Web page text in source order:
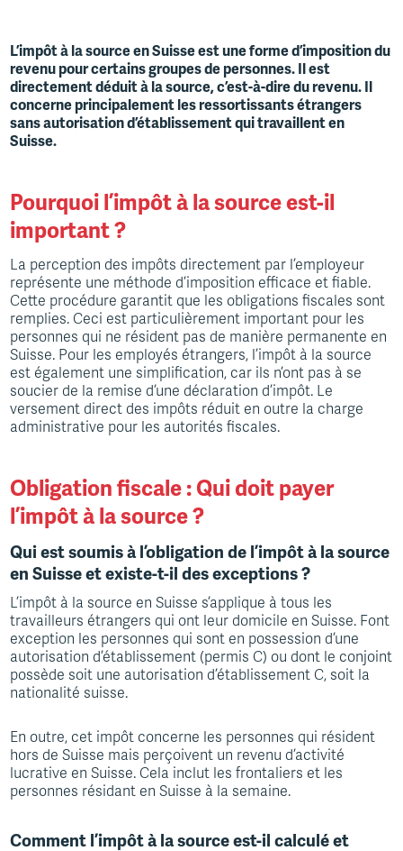
BRING A FRIEND
A PROPOS
L’impôt à la source en Suisse est une forme d’imposition du
revenu pour certains groupes de personnes. Il est
directement déduit à la source, c’est-à-dire du revenu. Il
concerne principalement les ressortissants étrangers
sans autorisation d’établissement qui travaillent en
Suisse.
Pourquoi l’impôt à la source est-il
important ?
La perception des impôts directement par l’employeur
représente une méthode d’imposition efficace et fiable.
Cette procédure garantit que les obligations fiscales sont
remplies. Ceci est particulièrement important pour les
personnes qui ne résident pas de manière permanente en
Suisse. Pour les employés étrangers, l’impôt à la source
est également une simplification, car ils n’ont pas à se
soucier de la remise d’une déclaration d’impôt. Le
versement direct des impôts réduit en outre la charge
administrative pour les autorités fiscales.
Obligation fiscale : Qui doit payer
l’impôt à la source ?
Qui est soumis à l’obligation de l’impôt à la source
en Suisse et existe-t-il des exceptions ?
L’impôt à la source en Suisse s’applique à tous les
travailleurs étrangers qui ont leur domicile en Suisse. Font
exception les personnes qui sont en possession d’une
autorisation d’établissement (permis C) ou dont le conjoint
possède soit une autorisation d’établissement C, soit la
nationalité suisse.
En outre, cet impôt concerne les personnes qui résident
hors de Suisse mais perçoivent un revenu d’activité
lucrative en Suisse. Cela inclut les frontaliers et les
personnes résidant en Suisse à la semaine.
Comment l’impôt à la source est-il calculé et